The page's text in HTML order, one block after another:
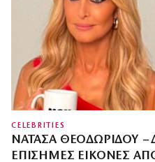
CELEBRITIES
ΝΑΤΆΣΑ ΘΕΟΔΩΡΊΔΟΥ –
ΕΠΊΣΗΜΕΣ ΕΙΚΌΝΕΣ